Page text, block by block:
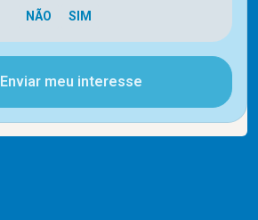
Enviar meu interesse